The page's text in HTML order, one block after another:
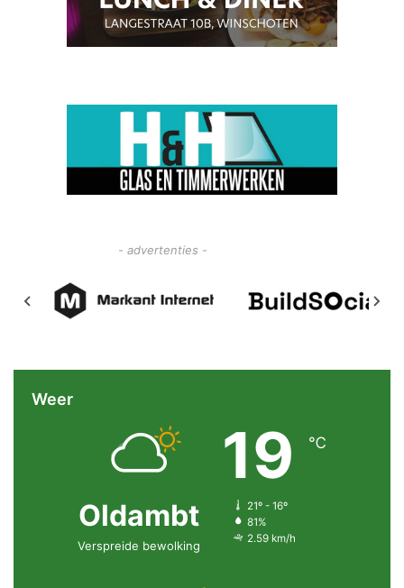
- advertenties -
Weer
Oldambt
Verspreide bewolking
19 ℃
21º - 16º
81%
2.59 km/h